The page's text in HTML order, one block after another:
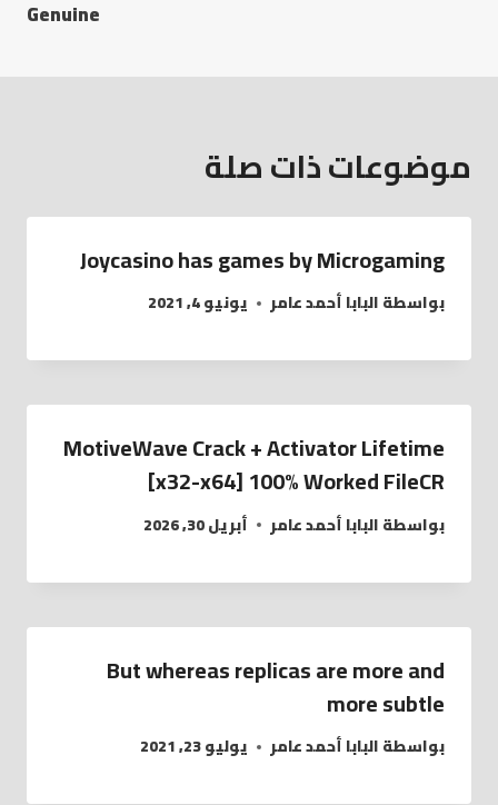
Genuine
موضوعات ذات صلة
Joycasino has games by Microgaming
بواسطةالبابا أحمد عامر يونيو 4, 2021
MotiveWave Crack + Activator Lifetime
[x32-x64] 100% Worked FileCR
بواسطةالبابا أحمد عامر أبريل 30, 2026
But whereas replicas are more and
more subtle
بواسطةالبابا أحمد عامر يوليو 23, 2021